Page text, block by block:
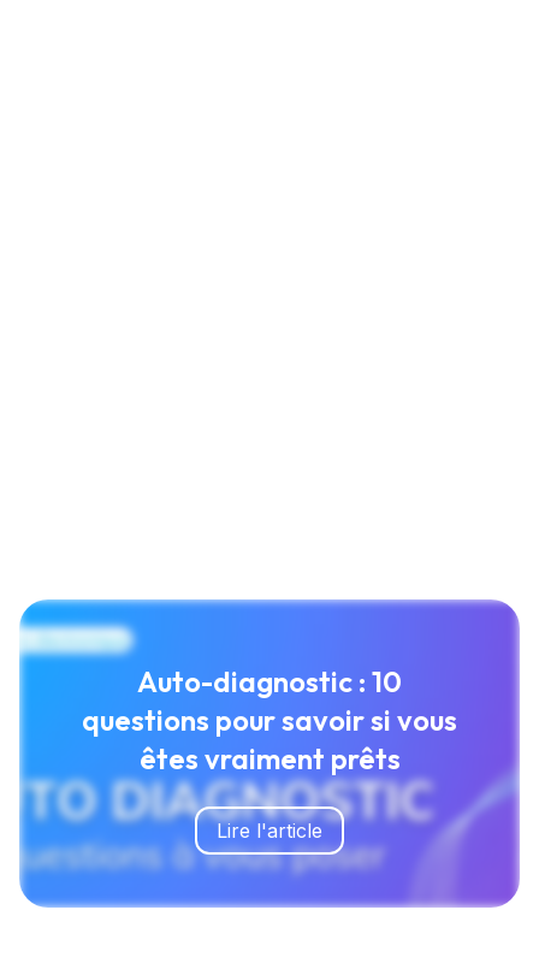
Auto-diagnostic : 10
questions pour savoir si vous
êtes vraiment prêts
Lire l'article